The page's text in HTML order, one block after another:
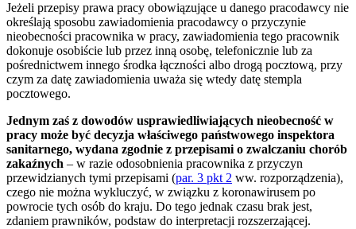
Jeżeli przepisy prawa pracy obowiązujące u danego pracodawcy nie
określają sposobu zawiadomienia pracodawcy o przyczynie
nieobecności pracownika w pracy, zawiadomienia tego pracownik
dokonuje osobiście lub przez inną osobę, telefonicznie lub za
pośrednictwem innego środka łączności albo drogą pocztową, przy
czym za datę zawiadomienia uważa się wtedy datę stempla
pocztowego.
Jednym zaś z dowodów usprawiedliwiających nieobecność w
pracy może być decyzja właściwego państwowego inspektora
sanitarnego, wydana zgodnie z przepisami o zwalczaniu chorób
zakaźnych – w razie odosobnienia pracownika z przyczyn
przewidzianych tymi przepisami (par. 3 pkt 2 ww. rozporządzenia),
czego nie można wykluczyć, w związku z koronawirusem po
powrocie tych osób do kraju. Do tego jednak czasu brak jest,
zdaniem prawników, podstaw do interpretacji rozszerzającej.